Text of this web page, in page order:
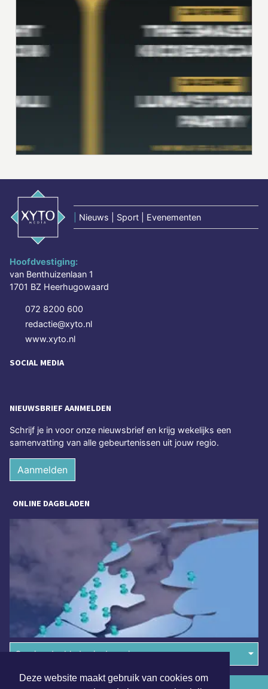
Deze website maakt gebruik van cookies om
Nieuws | Sport | Evenementen
Hoofdvestiging:
van Benthuizenlaan 1
1701 BZ Heerhugowaard
072 8200 600
redactie@xyto.nl
www.xyto.nl
SOCIAL MEDIA
NIEUWSBRIEF AANMELDEN
Schrijf je in voor onze nieuwsbrief en krijg wekelijks een
samenvatting van alle gebeurtenissen uit jouw regio.
Aanmelden
ONLINE DAGBLADEN
Overige dagbladen in de regio